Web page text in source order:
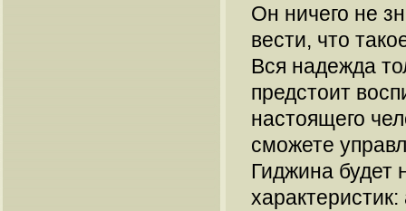
Он ничего не
вести, что
Вся надежда
предстоит
настоящего
сможете
Гиджина будет
характеристик: